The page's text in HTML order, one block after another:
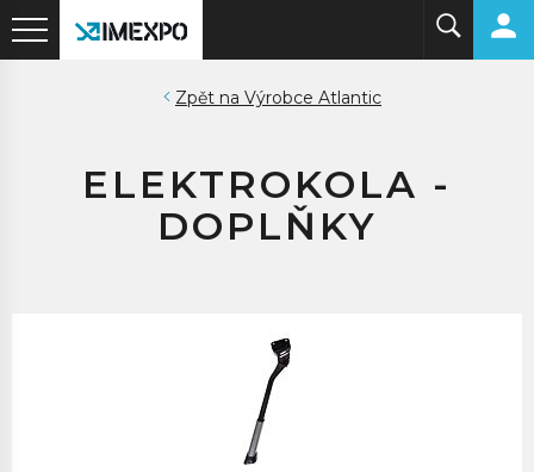
Výrobce Atlantic
ELEKTROKOLA -
DOPLŇKY